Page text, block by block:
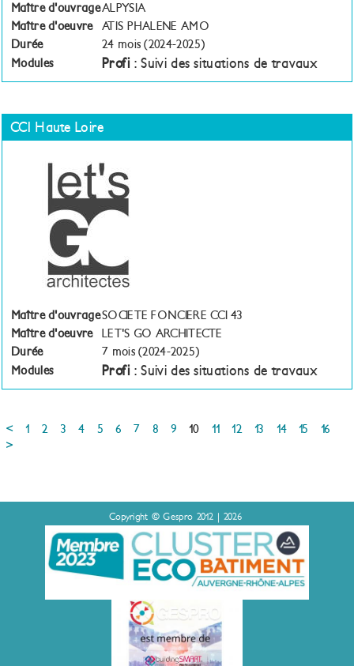
Maître d'ouvrageALPYSIA
Maître d'oeuvre
ATIS PHALENE AMO
Durée
24 mois (2024-2025)
Modules
Profi : Suivi des situations de travaux
CCI Haute Loire
Maître d'ouvrageSOCIETE FONCIERE CCI 43
Maître d'oeuvre
LET'S GO ARCHITECTE
Durée
7 mois (2024-2025)
Modules
Profi : Suivi des situations de travaux
< 1 2 3 4 5 6 7 8 9 10 11 12 13 14 15
16
>
Copyright © Gespro 2012 | 2026